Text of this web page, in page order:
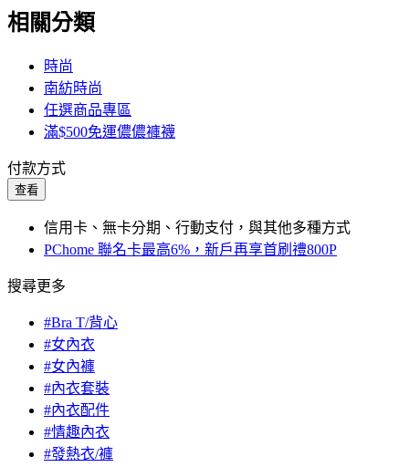
相關分類
時尚
南紡時尚
任選商品專區
滿$500免運儂儂褲襪
付款方式
查看
信用卡、無卡分期、行動支付，與其他多種方式
PChome 聯名卡最高6%，新戶再享首刷禮800P
搜尋更多
#Bra T/背心
#女內衣
#女內褲
#內衣套裝
#內衣配件
#情趣內衣
#發熱衣/褲